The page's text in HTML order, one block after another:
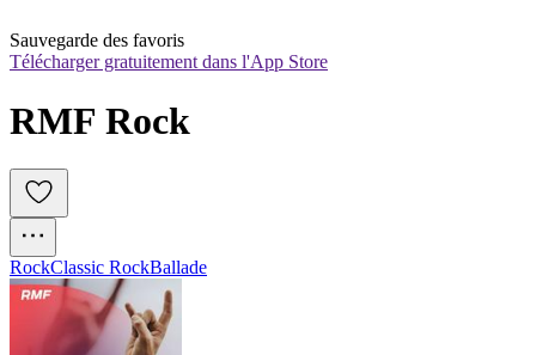
Sauvegarde des favoris
Télécharger gratuitement dans l'App Store
RMF Rock
RockClassic RockBallade